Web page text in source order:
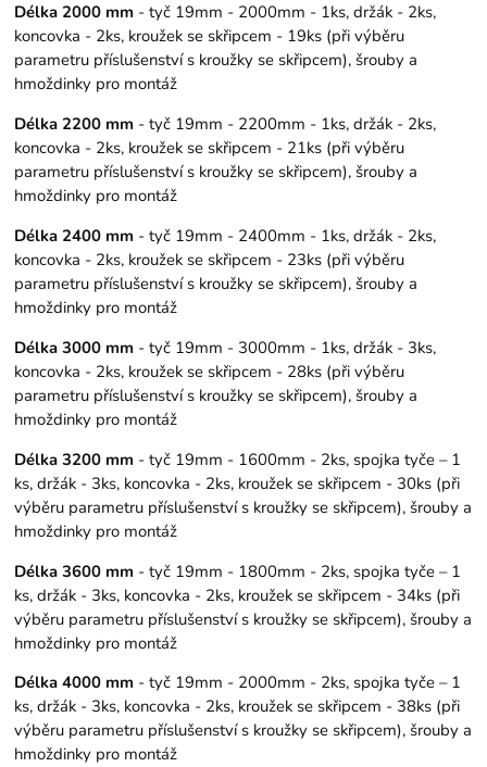
Délka 2000 mm - tyč 19mm - 2000mm - 1ks, držák - 2ks,
koncovka - 2ks, kroužek se skřipcem - 19ks (při výběru
parametru příslušenství s kroužky se skřipcem), šrouby a
hmoždinky pro montáž
Délka 2200 mm - tyč 19mm - 2200mm - 1ks, držák - 2ks,
koncovka - 2ks, kroužek se skřipcem - 21ks (při výběru
parametru příslušenství s kroužky se skřipcem), šrouby a
hmoždinky pro montáž
Délka 2400 mm - tyč 19mm - 2400mm - 1ks, držák - 2ks,
koncovka - 2ks, kroužek se skřipcem - 23ks (při výběru
parametru příslušenství s kroužky se skřipcem), šrouby a
hmoždinky pro montáž
Délka 3000 mm - tyč 19mm - 3000mm - 1ks, držák - 3ks,
koncovka - 2ks, kroužek se skřipcem - 28ks (při výběru
parametru příslušenství s kroužky se skřipcem), šrouby a
hmoždinky pro montáž
Délka 3200 mm - tyč 19mm - 1600mm - 2ks, spojka tyče – 1
ks, držák - 3ks, koncovka - 2ks, kroužek se skřipcem - 30ks (při
výběru parametru příslušenství s kroužky se skřipcem), šrouby a
hmoždinky pro montáž
Délka 3600 mm - tyč 19mm - 1800mm - 2ks, spojka tyče – 1
ks, držák - 3ks, koncovka - 2ks, kroužek se skřipcem - 34ks (při
výběru parametru příslušenství s kroužky se skřipcem), šrouby a
hmoždinky pro montáž
Délka 4000 mm - tyč 19mm - 2000mm - 2ks, spojka tyče – 1
ks, držák - 3ks, koncovka - 2ks, kroužek se skřipcem - 38ks (při
výběru parametru příslušenství s kroužky se skřipcem), šrouby a
hmoždinky pro montáž